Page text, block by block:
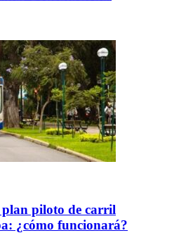
plan piloto de carril
¿cómo funcionará?